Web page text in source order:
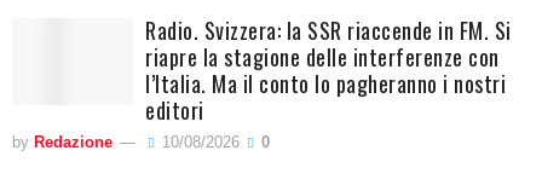
Radio. Svizzera: la SSR riaccende in FM. Si
riapre la stagione delle interferenze con
l’Italia. Ma il conto lo pagheranno i nostri
editori
by Redazione 10/08/2026 0